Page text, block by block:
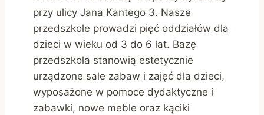
przy ulicy Jana Kantego 3. Nasze
przedszkole prowadzi pięć oddziałów dla
dzieci w wieku od 3 do 6 lat. Bazę
przedszkola stanowią estetycznie
urządzone sale zabaw i zajęć dla dzieci,
wyposażone w pomoce dydaktyczne i
zabawki, nowe meble oraz kąciki